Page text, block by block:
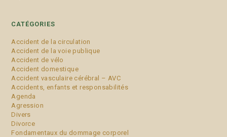
CATÉGORIES
Accident de la circulation
Accident de la voie publique
Accident de vélo
Accident domestique
Accident vasculaire cérébral – AVC
Accidents, enfants et responsabilités
Agenda
Agression
Divers
Divorce
Fondamentaux du dommage corporel